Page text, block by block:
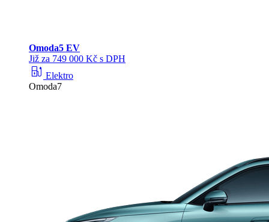
Omoda5 EV
Již za 749 000 Kč s DPH
ev_station Elektro
Omoda7